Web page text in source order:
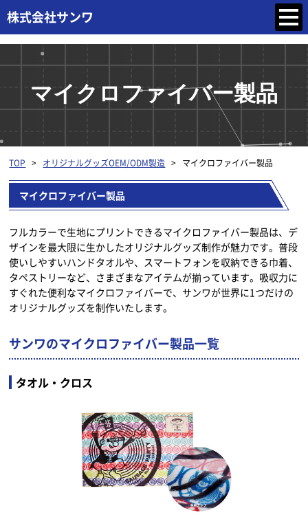
マイクロファイバー製品
TOP > オリジナルグッズOEM/ODM製造 > マイクロファイバー製品
マイクロファイバー製品
フルカラーで生地にプリントできるマイクロファイバー製品は、デ
ザインを最大限に生かしたオリジナルグッズ制作が魅力です。普段
使いしやすいハンドタオルや、スマートフォンを収納できる巾着、
タペストリーなど、さまざまなアイテムが揃っています。吸収力に
すぐれた便利なマイクロファイバーで、サンワが世界に1つだけの
オリジナルグッズを制作いたします。
サンワのマイクロファイバー製品一覧
タオル・クロス